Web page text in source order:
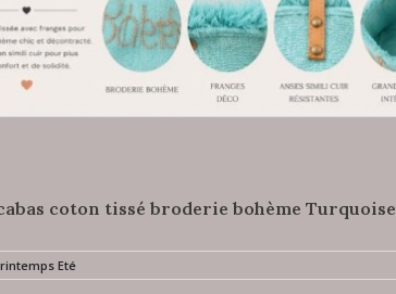
coton tissé broderie bohème Turquoise
Eté